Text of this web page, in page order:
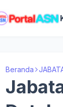
Beranda